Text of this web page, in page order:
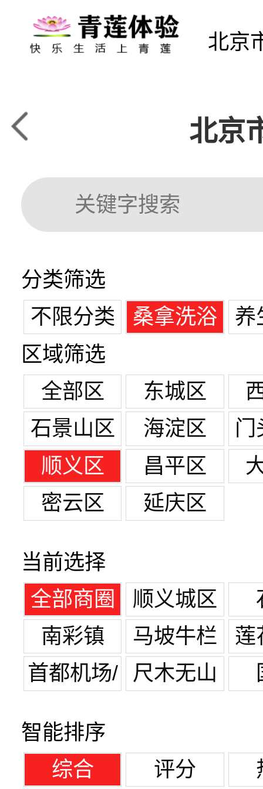
北京
北京
分类筛选
不限分类
桑拿洗浴
养
区域筛选
全部区
东城区
石景山区
海淀区
门
顺义区
昌平区
密云区
延庆区
当前选择
全部商圈
顺义城区
南彩镇
马坡牛栏
山镇
莲
首都机场/
尺木无山
智能排序
综合
评分